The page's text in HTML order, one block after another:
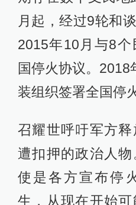
月起，经过9轮和
2015年10月与8
国停火协议。
装组织签署全国停
召耀世呼吁军方
遭扣押的政治人
使是各方宣布停
生，从现在开始